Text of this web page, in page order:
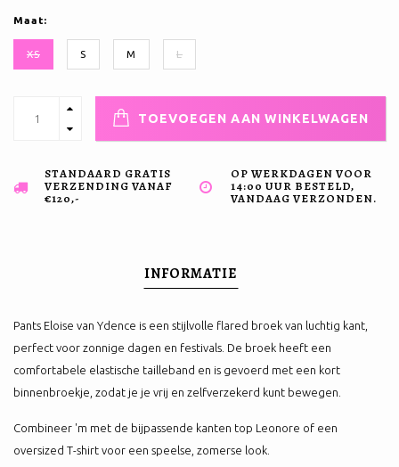
Maat:
XS S M L
TOEVOEGEN AAN WINKELWAGEN
STANDAARD GRATIS
VERZENDING VANAF
€120,-
OP WERKDAGEN VOOR
14:00 UUR BESTELD,
VANDAAG VERZONDEN.
INFORMATIE
Pants Eloise van Ydence is een stijlvolle flared broek van luchtig kant,
perfect voor zonnige dagen en festivals. De broek heeft een
comfortabele elastische tailleband en is gevoerd met een kort
binnenbroekje, zodat je je vrij en zelfverzekerd kunt bewegen.
Combineer 'm met de bijpassende kanten top Leonore of een
oversized T-shirt voor een speelse, zomerse look.